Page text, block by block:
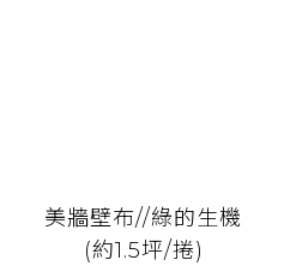
美牆壁布//綠的生機
(約1.5坪/捲)